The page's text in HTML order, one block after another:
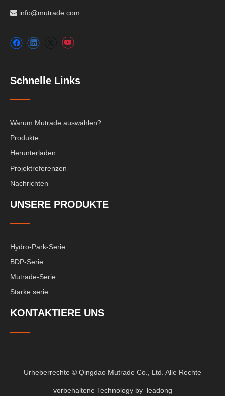
 info@mutrade.com
Schnelle Links
Warum Mutrade auswählen?
Produkte
Herunterladen
Projektreferenzen
Nachrichten
UNSERE PRODUKTE
Hydro-Park-Serie
BDP-Serie.
Mutrade-Serie
Starke serie.
KONTAKTIERE UNS
Urheberrechte © Qingdao Mutrade Co., Ltd. Alle Rechte
vorbehaltene Technology by leadong